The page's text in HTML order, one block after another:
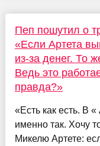
Пеп пошутил о
«Если Артета
из-за денег. То
Ведь это
правда?»
«Есть как есть. В
именно так. Хочу
Микелю Артете: